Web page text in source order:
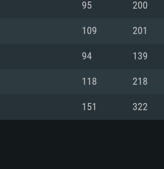
소 클라이언트)
을 가지는 Mac 버전
: 720p
소 클라이언트)
그래픽 드라이버를
; 최소사양 지원 해상도
95 200
109 201
94 139
118 218
151 322